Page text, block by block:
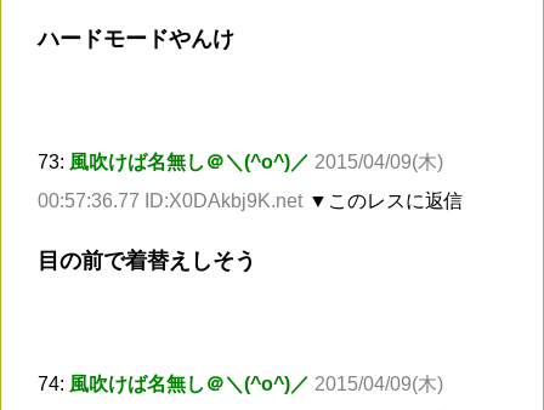
ハードモードやんけ
73: 風吹けば名無し＠＼(^o^)／ 2015/04/09(木)
00:57:36.77 ID:X0DAkbj9K.net ▼このレスに返信
目の前で着替えしそう
74: 風吹けば名無し＠＼(^o^)／ 2015/04/09(木)